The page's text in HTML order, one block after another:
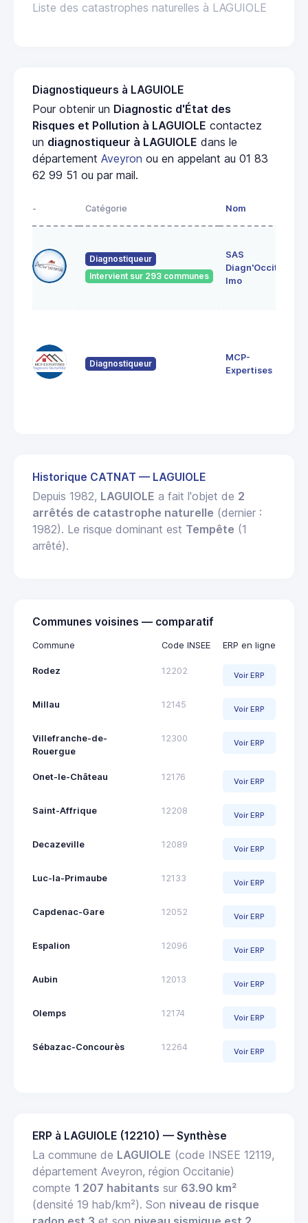
Liste des catastrophes naturelles à LAGUIOLE
Diagnostiqueurs à LAGUIOLE
Pour obtenir un Diagnostic d'État des
Risques et Pollution à LAGUIOLE contactez
un diagnostiqueur à LAGUIOLE dans le
département Aveyron ou en appelant au 01 83
62 99 51 ou par mail.
- Catégorie Nom
Diagnostiqueur
Intervient sur 293 communes
SAS
Diagn'Occit.
Imo
Diagnostiqueur
MCP-
Expertises
Historique CATNAT — LAGUIOLE
Depuis 1982, LAGUIOLE a fait l'objet de 2
arrêtés de catastrophe naturelle (dernier :
1982). Le risque dominant est Tempête (1
arrêté).
Communes voisines — comparatif
Commune Code INSEE ERP en ligne
Rodez 12202 Voir ERP
Millau 12145 Voir ERP
Villefranche-de-
Rouergue
12300 Voir ERP
Onet-le-Château 12176 Voir ERP
Saint-Affrique 12208 Voir ERP
Decazeville 12089 Voir ERP
Luc-la-Primaube 12133 Voir ERP
Capdenac-Gare 12052 Voir ERP
Espalion 12096 Voir ERP
Aubin 12013 Voir ERP
Olemps 12174 Voir ERP
Sébazac-Concourès 12264 Voir ERP
ERP à LAGUIOLE (12210) — Synthèse
La commune de LAGUIOLE (code INSEE 12119,
département Aveyron, région Occitanie)
compte 1 207 habitants sur 63.90 km²
(densité 19 hab/km²). Son niveau de risque